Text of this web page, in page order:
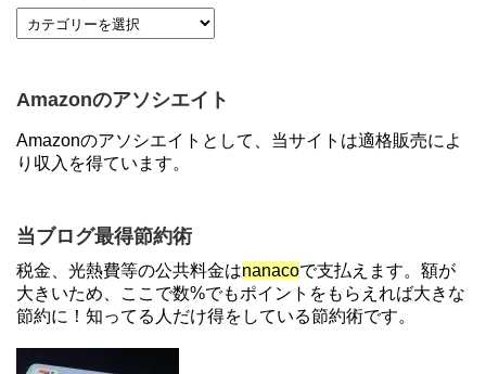
【7/21まで】エアウォレット(COIN+)で最大98,300
【2倍増量】PayPayカード、まるごとフラットリボ
登録と3回利用で10000ptがもらえるキャンペーン！
3/31まで
【解決】マリオットボンヴォイにログインできな
い、パスワード変更不可の原因はコレでした。
ソニーフィナンシャルグループの株主限定！2万円
もらえる口座開設キャンペーン。7/31まで
Amazonのアソシエイト
Amazonのアソシエイトとして、当サイトは適格販売によ
り収入を得ています。
当ブログ最得節約術
税金、光熱費等の公共料金はnanacoで支払えます。額が
大きいため、ここで数%でもポイントをもらえれば大きな
節約に！知ってる人だけ得をしている節約術です。